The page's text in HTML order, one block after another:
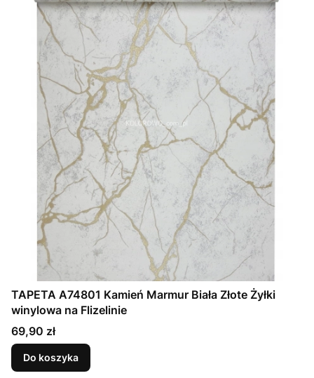
TAPETA A74801 Kamień Marmur Biała Złote Żyłki
winylowa na Flizelinie
Cena
69,90 zł
Do koszyka